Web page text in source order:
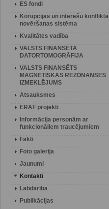
ES fondi
Korupcijas un interešu konflikta
novēršanas sistēma
Kvalitātes vadība
VALSTS FINANSĒTA
DATORTOMOGRĀFIJA
VALSTS FINANSĒTS
MAGNĒTISKĀS REZONANSES
IZMEKLĒJUMS
Atsauksmes
ERAF projekti
Informācija personām ar
funkcionāliem traucējumiem
Fakti
Foto galerija
Jaunumi
Kontakti
Labdarība
Publikācijas